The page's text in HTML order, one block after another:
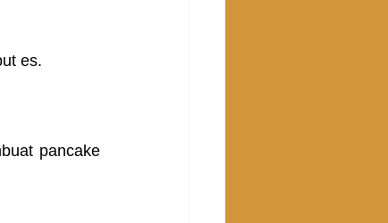
es.
pancake